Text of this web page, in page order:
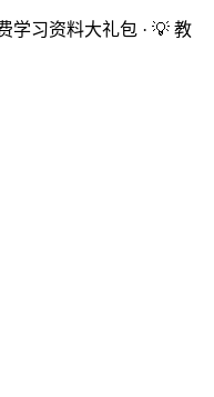
学习资料大礼包 · 💡 教